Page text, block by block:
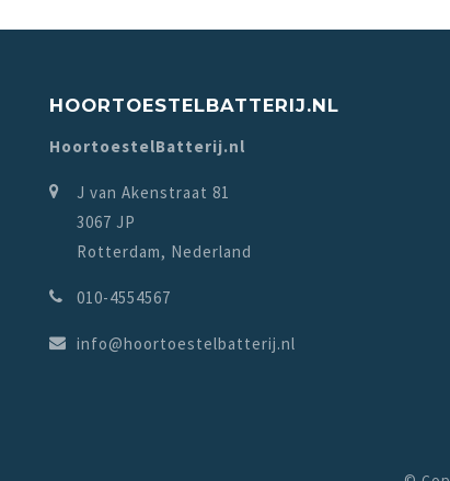
HOORTOESTELBATTERIJ.NL
HoortoestelBatterij.nl
J van Akenstraat 81
3067 JP
Rotterdam, Nederland
010-4554567
info@hoortoestelbatterij.nl